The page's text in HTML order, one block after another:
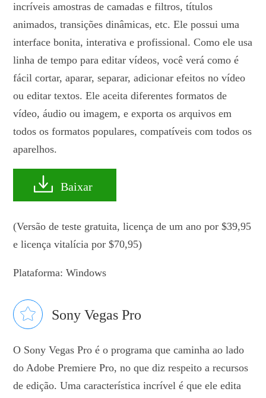
incríveis amostras de camadas e filtros, títulos
animados, transições dinâmicas, etc. Ele possui uma
interface bonita, interativa e profissional. Como ele usa
linha de tempo para editar vídeos, você verá como é
fácil cortar, aparar, separar, adicionar efeitos no vídeo
ou editar textos. Ele aceita diferentes formatos de
vídeo, áudio ou imagem, e exporta os arquivos em
todos os formatos populares, compatíveis com todos os
aparelhos.
Baixar
(Versão de teste gratuita, licença de um ano por $39,95
e licença vitalícia por $70,95)
Plataforma: Windows
Sony Vegas Pro
O Sony Vegas Pro é o programa que caminha ao lado
do Adobe Premiere Pro, no que diz respeito a recursos
de edição. Uma característica incrível é que ele edita